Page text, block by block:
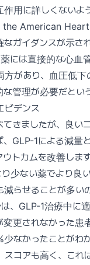
用に詳しくないよ
American
ガイダンスが示さ
には直接的な心血
方があり、血圧低下
管理が必要だとい
ビデンス
きましたが、良い
、GLP-1による減量
トカムを改善しま
少ない薬でより良
らせることが多い
、GLP-1治療中に
変更されなかった患
なかったことがわ
スコアも高く、これ